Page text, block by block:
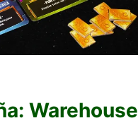
Warehouse